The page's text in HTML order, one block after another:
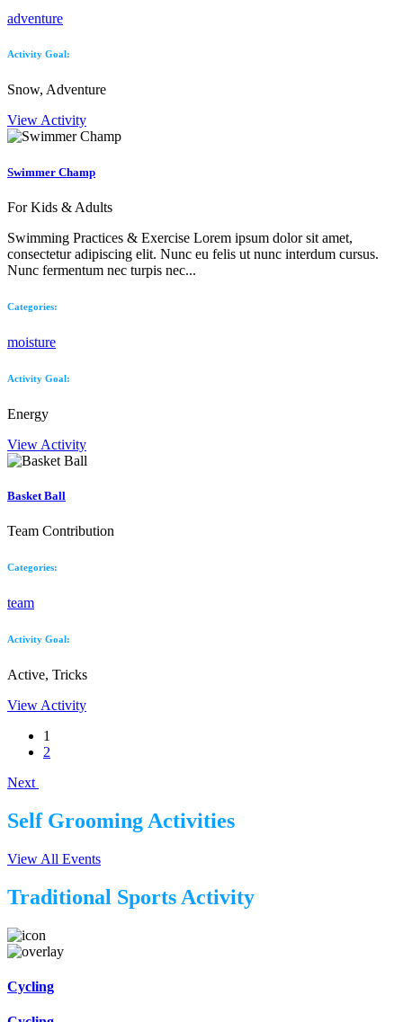
adventure
Activity Goal:
Snow, Adventure
View Activity
Swimmer Champ
For Kids & Adults
Swimming Practices & Exercise Lorem ipsum dolor sit amet,
consectetur adipiscing elit. Nunc eu felis ut nunc interdum cursus.
Nunc fermentum nec turpis nec...
Categories:
moisture
Activity Goal:
Energy
View Activity
Basket Ball
Team Contribution
Categories:
team
Activity Goal:
Active, Tricks
View Activity
1
2
Next
Self Grooming Activities
View All Events
Traditional Sports Activity
Cycling